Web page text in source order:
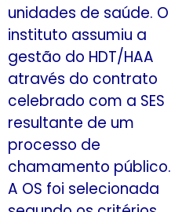
unidades de saúde. O
instituto assumiu a
gestão do HDT/HAA
através do contrato
celebrado com a SES
resultante de um
processo de
chamamento público.
A OS foi selecionada